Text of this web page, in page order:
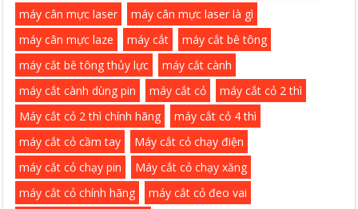
máy cân mực laser
máy cân mực laser là gì
máy cân mực laze
máy cắt
máy cắt bê tông
máy cắt bê tông thủy lực
máy cắt cành
máy cắt cành dùng pin
máy cắt cỏ
máy cắt cỏ 2 thì
Máy cắt cỏ 2 thì chính hãng
máy cắt cỏ 4 thì
máy cắt cỏ cầm tay
Máy cắt cỏ chạy điện
máy cắt cỏ chạy pin
Máy cắt cỏ chạy xăng
máy cắt cỏ chính hãng
máy cắt cỏ đeo vai